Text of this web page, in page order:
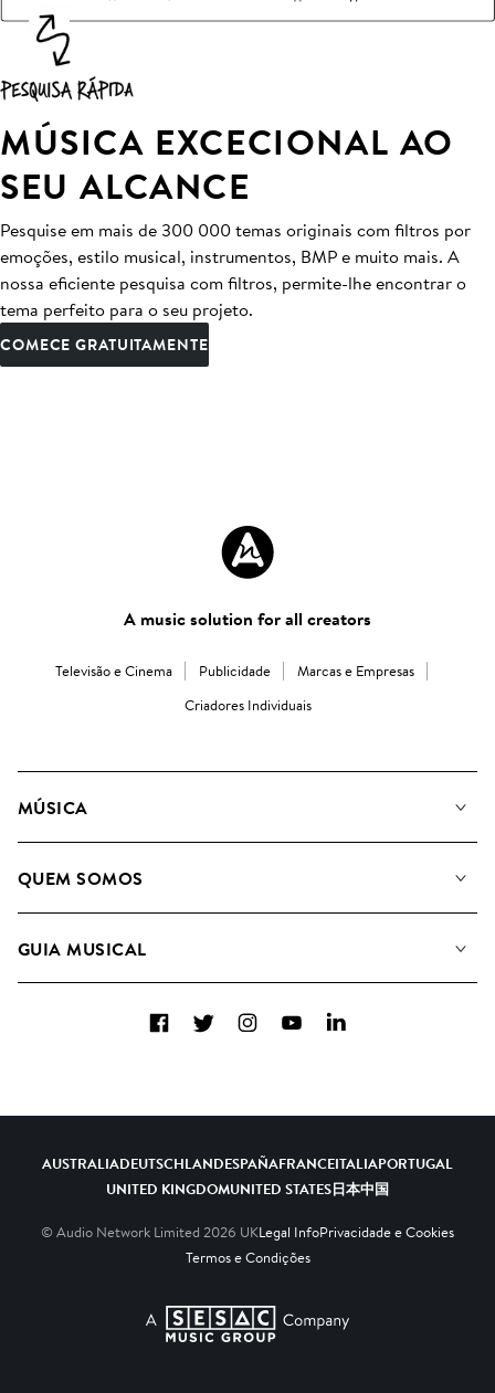
MÚSICA EXCECIONAL AO
SEU ALCANCE
Pesquise em mais de 300 000 temas originais com filtros por
emoções, estilo musical, instrumentos, BMP e muito mais. A
nossa eficiente pesquisa com filtros, permite-lhe encontrar o
tema perfeito para o seu projeto.
COMECE GRATUITAMENTE
A music solution for all creators
Televisão e Cinema Publicidade
Marcas e Empresas
Criadores Individuais
MÚSICA
Pesquisar
QUEM SOMOS
Como usamos a IA
GUIA MUSICAL
FacebookTwitterInstagramYouTubeLinkedIn
AUSTRALIADEUTSCHLANDESPAÑAFRANCEITALIAPORTUGAL
UNITED KINGDOMUNITED STATES日本中国
© Audio Network Limited 2026 UKLegal InfoPrivacidade e Cookies
Termos e Condições
A SESAC Company